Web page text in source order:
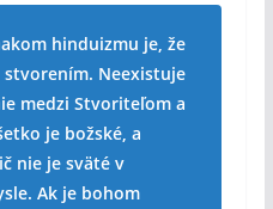
hinduizmu je, že
stvorením. Neexistuje
medzi Stvoriteľom a
je božské, a
nie je sväté v
Ak je bohom